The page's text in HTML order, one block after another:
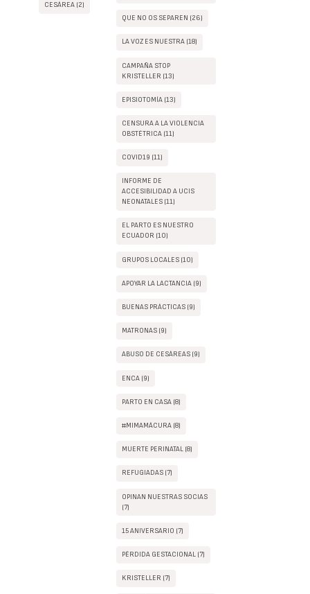
CESÁREA (2)
QUE NO OS SEPAREN (26)
LA VOZ ES NUESTRA (18)
CAMPAÑA STOP
KRISTELLER (13)
EPISIOTOMÍA (13)
CENSURA A LA VIOLENCIA
OBSTÉTRICA (11)
COVID19 (11)
INFORME DE
ACCESIBILIDAD A UCIS
NEONATALES (11)
EL PARTO ES NUESTRO
ECUADOR (10)
GRUPOS LOCALES (10)
APOYAR LA LACTANCIA (9)
BUENAS PRÁCTICAS (9)
MATRONAS (9)
ABUSO DE CESÁREAS (9)
ENCA (9)
PARTO EN CASA (8)
#MIMAMÁCURA (8)
MUERTE PERINATAL (8)
REFUGIADAS (7)
OPINAN NUESTRAS SOCIAS
(7)
15 ANIVERSARIO (7)
PÉRDIDA GESTACIONAL (7)
KRISTELLER (7)